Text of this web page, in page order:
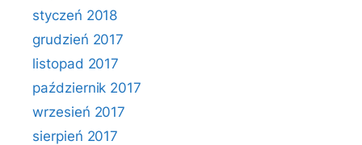
styczeń 2018
grudzień 2017
listopad 2017
październik 2017
wrzesień 2017
sierpień 2017